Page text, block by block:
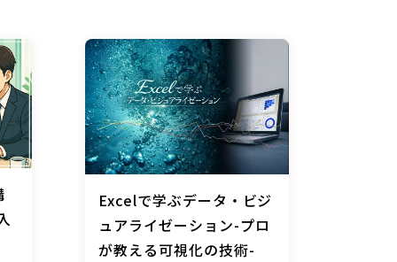
Excelで学ぶデータ・ビジ
ュアライゼーション-プロ
が教える可視化の技術-